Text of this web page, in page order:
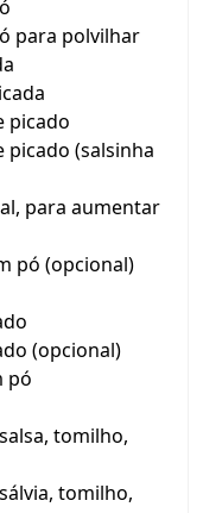
para polvilhar
picado
picado (salsinha
para aumentar
pó (opcional)
(opcional)
pó
tomilho,
tomilho,